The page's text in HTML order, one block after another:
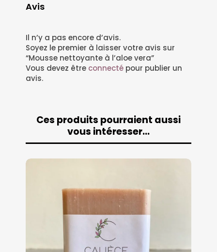
Avis
Il n’y a pas encore d’avis.
Soyez le premier à laisser votre avis sur
“Mousse nettoyante à l’aloe vera”
Vous devez être connectépour publier un
avis.
Ces produits pourraient aussi
vous intéresser…